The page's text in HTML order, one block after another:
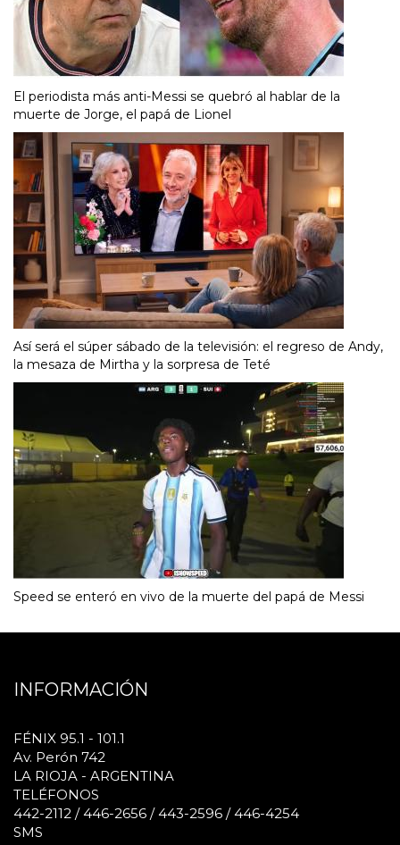
El periodista más anti-Messi se quebró al hablar de la
muerte de Jorge, el papá de Lionel
Así será el súper sábado de la televisión: el regreso de Andy,
la mesaza de Mirtha y la sorpresa de Teté
Speed se enteró en vivo de la muerte del papá de Messi
INFORMACIÓN
FÉNIX 95.1 - 101.1
Av. Perón 742
LA RIOJA - ARGENTINA
TELÉFONOS
442-2112 / 446-2656 / 443-2596 / 446-4254
SMS